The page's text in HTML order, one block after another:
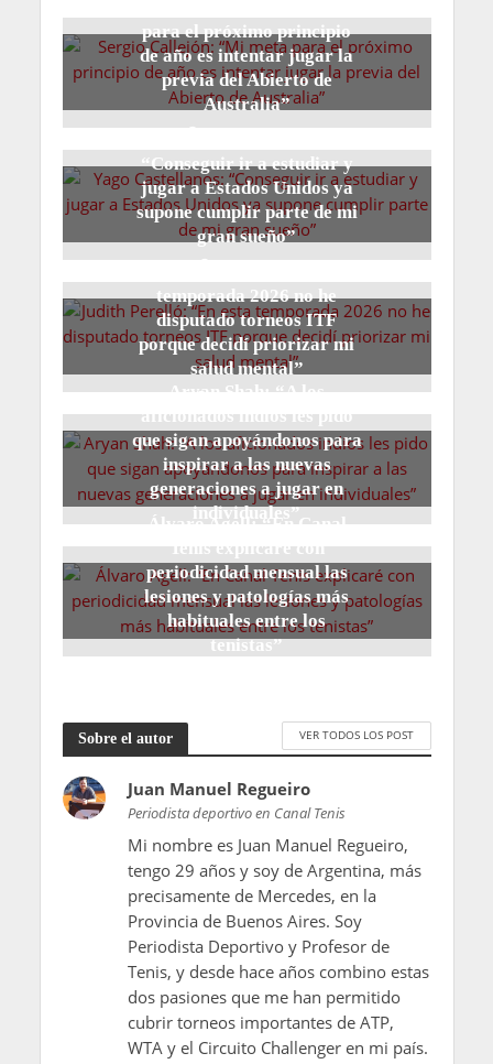
para el próximo principio
de año es intentar jugar la
previa del Abierto de
Australia”
24 horas hace
“Conseguir ir a estudiar y
jugar a Estados Unidos ya
supone cumplir parte de mi
gran sueño”
1 día hace
temporada 2026 no he
disputado torneos ITF
porque decidí priorizar mi
salud mental”
2 días hace
Aryan Shah: “A los
aficionados indios les pido
que sigan apoyándonos para
inspirar a las nuevas
generaciones a jugar en
individuales”
Álvaro Agell: “En Canal
Tenis explicaré con
periodicidad mensual las
lesiones y patologías más
habituales entre los
tenistas”
Sobre el autor VER TODOS LOS POST
Juan Manuel Regueiro
Periodista deportivo en Canal Tenis
Mi nombre es Juan Manuel Regueiro,
tengo 29 años y soy de Argentina, más
precisamente de Mercedes, en la
Provincia de Buenos Aires. Soy
Periodista Deportivo y Profesor de
Tenis, y desde hace años combino estas
dos pasiones que me han permitido
cubrir torneos importantes de ATP,
WTA y el Circuito Challenger en mi país.